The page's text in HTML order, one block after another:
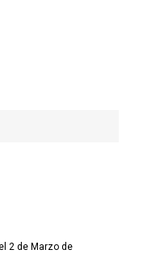
2 de Marzo de